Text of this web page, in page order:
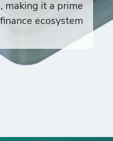
making it a prime
ecosystem.